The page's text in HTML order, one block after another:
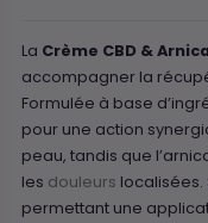
La Crème CBD &
accompagner la
Formulée à base
pour une action
peau, tandis que
les douleurs
permettant une